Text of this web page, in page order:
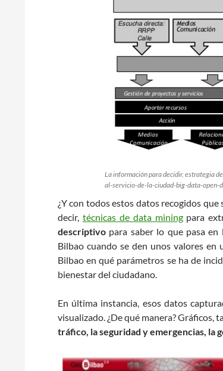
La información para decidir, estrategia
al-servicio-de-la-ciudad-big-data-open-
¿Y con todos estos datos recogidos
decir, técnicas de data miningpara
descriptivo para saber lo que pasa
Bilbao cuando se den unos valores en
Bilbao en qué parámetros se ha de
bienestar del ciudadano.
En última instancia, esos datos
visualizado. ¿De qué manera? Gráficos,
tráfico, la seguridad y emergencias, la